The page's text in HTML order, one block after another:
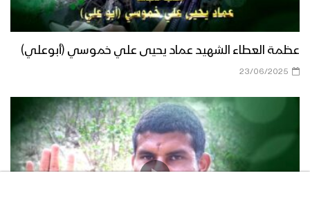
عظمة العطاء الشهيد عماد يحيى علي خموسي (أبوعلي)
23/06/2025